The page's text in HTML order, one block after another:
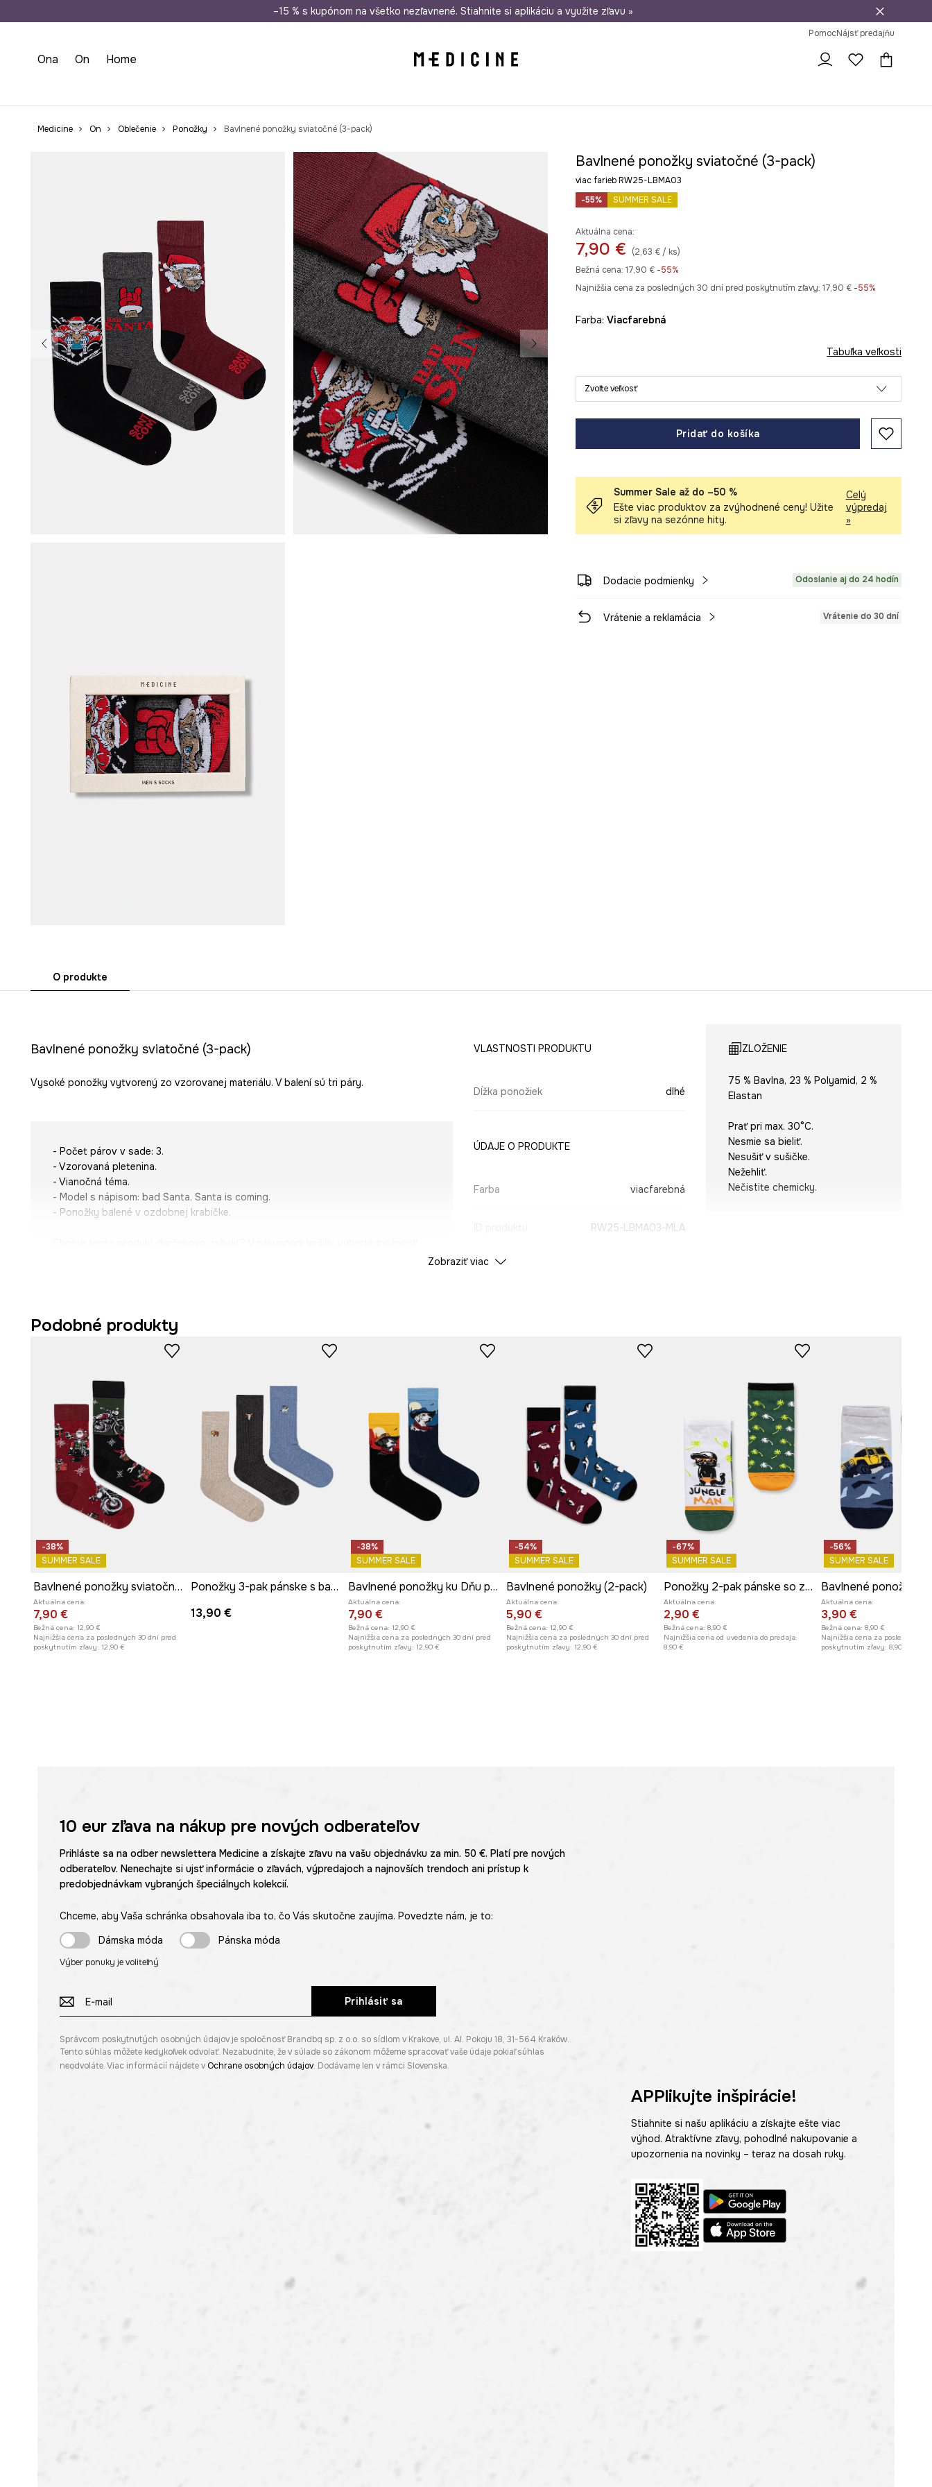
Doprava zadarmo od 50 € Odoslanie aj do 24 hodín 30 dní na vrátenie tovaru
–15 % s kupónom na všetko nezľavnené. Stiahnite si aplikáciu a využite zľavu »
PomocNájsť predajňu
Ona On Home
Medicine On Oblečenie Ponožky Bavlnené ponožky sviatočné (3-pack)
Bavlnené ponožky sviatočné (3-pack)
viac farieb RW25-LBMA03
-55%
SUMMER SALE
Aktuálna cena:
7,90 €
(2,63 € / ks)
Bežná cena: 17,90 €-55%
Najnižšia cena za posledných 30 dní pred poskytnutím zľavy: 17,90 € -55%
Farba: viacfarebná
Tabuľka veľkosti
Zvoľte veľkosť
Pridať do košíka
Summer Sale až do –50 %
Ešte viac produktov za zvýhodnené ceny! Užite
si zľavy na sezónne hity.
Celý
výpredaj
»
Dodacie podmienky Odoslanie aj do 24 hodín
Vrátenie a reklamácia Vrátenie do 30 dní
O produkte
Bavlnené ponožky sviatočné (3-pack)
Vysoké ponožky vytvorený zo vzorovanej materiálu. V balení sú tri páry.
- Počet párov v sade: 3.
- Vzorovaná pletenina.
- Vianočná téma.
- Model s nápisom: bad Santa, Santa is coming.
- Ponožky balené v ozdobnej krabičke.
VLASTNOSTI PRODUKTU
Dĺžka ponožiek dlhé
ÚDAJE O PRODUKTE
Farba viacfarebná
RW25-LBMA03-MLA
Výrobca
ZLOŽENIE
75 % Bavlna, 23 % Polyamid, 2 %
Elastan
Prať pri max. 30°C.
Nesmie sa bieliť.
Nesušiť v sušičke.
Nežehliť.
Nečistite chemicky.
Zobraziť viac
Podobné produkty
-38%
SUMMER SALE
Bavlnené ponožky sviatočné (2-pack)
Aktuálna cena:
7,90 €
Bežná cena: 12,90 €
Najnižšia cena za posledných 30 dní pred
poskytnutím zľavy: 12,90 €
Ponožky 3-pak pánske s bambusovým vláknom s výšivkou
13,90 €
-38%
SUMMER SALE
Bavlnené ponožky ku Dňu psov (2-pack)
Aktuálna cena:
7,90 €
Bežná cena: 12,90 €
Najnižšia cena za posledných 30 dní pred
poskytnutím zľavy: 12,90 €
-54%
SUMMER SALE
Bavlnené ponožky (2-pack)
Aktuálna cena:
5,90 €
Bežná cena: 12,90 €
Najnižšia cena za posledných 30 dní pred
poskytnutím zľavy: 12,90 €
-67%
SUMMER SALE
Ponožky 2-pak pánske so zvieracím motívom
Aktuálna cena:
2,90 €
Bežná cena: 8,90 €
Najnižšia cena od uvedenia do predaja:
8,90 €
-56%
SUMMER SALE
Aktuálna cena:
3,90 €
Bežná cena: 8,90 €
Najnižšia cena za posledných
poskytnutím zľavy: 8,90 €
10 eurzľava na nákup pre nových odberateľov
Prihláste sa na odber newslettera Medicine a získajte zľavu na vašu objednávku za min. 50 €. Platí pre nových
odberateľov. Nenechajte si ujsť informácie o zľavách, výpredajoch a najnovších trendoch ani prístup k
predobjednávkam vybraných špeciálnych kolekcií.
Chceme, aby Vaša schránka obsahovala iba to, čo Vás skutočne zaujíma. Povedzte nám, je to:
Dámska móda
Pánska móda
Výber ponuky je voliteľný
Prihlásiť sa
Správcom poskytnutých osobných údajov je spoločnosť Brandbq sp. z o.o. so sídlom v Krakove, ul. Al. Pokoju 18, 31-564 Kraków.
Tento súhlas môžete kedykoľvek odvolať. Nezabudnite, že v súlade so zákonom môžeme spracovať vaše údaje pokiaľ súhlas
neodvoláte. Viac informácií nájdete v Ochrane osobných údajov. Dodávame len v rámci Slovenska.
APPlikujte inšpirácie!
Stiahnite si našu aplikáciu a získajte ešte viac
výhod. Atraktívne zľavy, pohodlné nakupovanie a
upozornenia na novinky – teraz na dosah ruky.